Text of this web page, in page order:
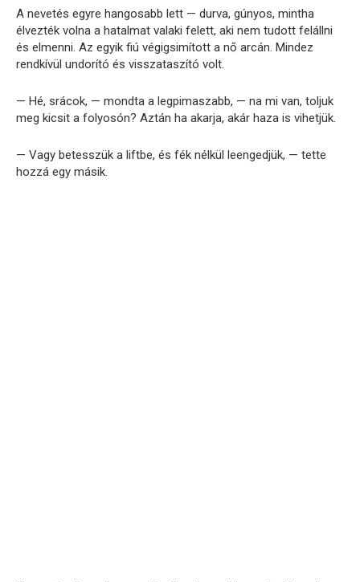
A nevetés egyre hangosabb lett — durva, gúnyos, mintha
élvezték volna a hatalmat valaki felett, aki nem tudott felállni
és elmenni. Az egyik fiú végigsimított a nő arcán. Mindez
rendkívül undorító és visszataszító volt.
— Hé, srácok, — mondta a legpimaszabb, — na mi van, toljuk
meg kicsit a folyosón? Aztán ha akarja, akár haza is vihetjük.
— Vagy betesszük a liftbe, és fék nélkül leengedjük, — tette
hozzá egy másik.